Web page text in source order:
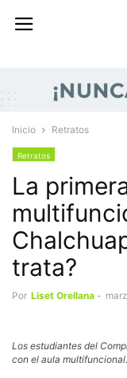
Inicio Retratos
Retratos
La
trata?
Por Liset Orellana -
Los estudiantes del
con el aula